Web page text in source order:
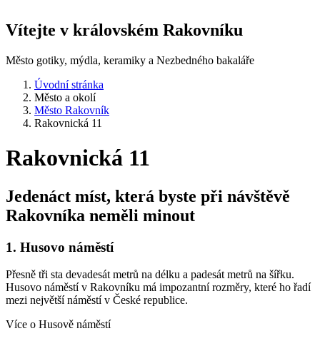
Vítejte v královském Rakovníku
Město gotiky, mýdla, keramiky a Nezbedného bakaláře
Úvodní stránka
Město a okolí
Město Rakovník
Rakovnická 11
Rakovnická 11
Jedenáct míst, která byste při návštěvě
Rakovníka neměli minout
1. Husovo náměstí
Přesně tři sta devadesát metrů na délku a padesát metrů na šířku.
Husovo náměstí v Rakovníku má impozantní rozměry, které ho řadí
mezi největší náměstí v České republice.
Více o Husově náměstí